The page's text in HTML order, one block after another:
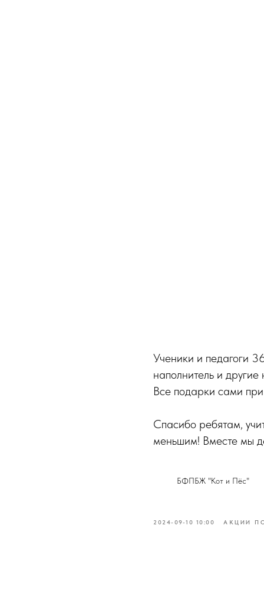
Ученики и педагоги
наполнитель и
Все подарки сами
Спасибо ребятам,
меньшим! Вместе мы
БФПБЖ "Кот и Пёс"
2024-09-10 10:00 АКЦИИ